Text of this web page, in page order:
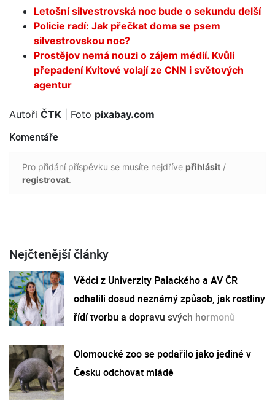
Letošní silvestrovská noc bude o sekundu delší
Policie radí: Jak přečkat doma se psem
silvestrovskou noc?
Prostějov nemá nouzi o zájem médií. Kvůli
přepadení Kvitové volají ze CNN i světových
agentur
Autoři ČTK | Foto pixabay.com
Komentáře
Pro přidání příspěvku se musíte nejdříve přihlásit /
registrovat.
Nejčtenější články
Vědci z Univerzity Palackého a AV ČR
odhalili dosud neznámý způsob, jak rostliny
řídí tvorbu a dopravu svých hormonů
Olomoucké zoo se podařilo jako jediné v
Česku odchovat mládě